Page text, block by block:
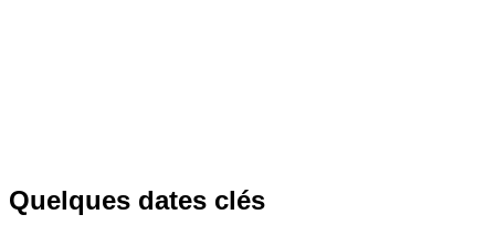
Quelques dates clés